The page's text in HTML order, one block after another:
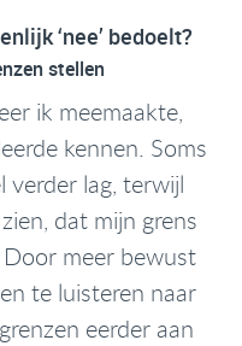
‘nee’ bedoelt?
stellen
ik meemaakte,
kennen. Soms
verder lag, terwijl
dat mijn grens
meer bewust
te luisteren naar
eerder aan